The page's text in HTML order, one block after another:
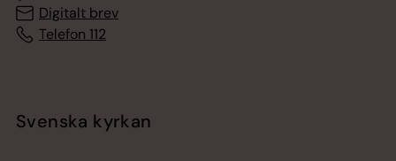
Digitalt brev
Telefon 112
Svenska kyrkan